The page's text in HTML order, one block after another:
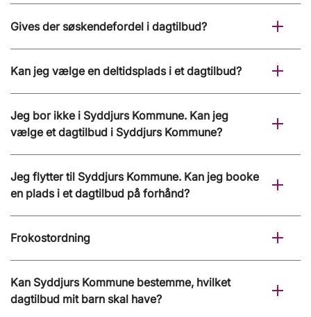
Gives der søskendefordel i dagtilbud?
Kan jeg vælge en deltidsplads i et dagtilbud?
Jeg bor ikke i Syddjurs Kommune. Kan jeg
vælge et dagtilbud i Syddjurs Kommune?
Jeg flytter til Syddjurs Kommune. Kan jeg booke
en plads i et dagtilbud på forhånd?
Frokostordning
Kan Syddjurs Kommune bestemme, hvilket
dagtilbud mit barn skal have?